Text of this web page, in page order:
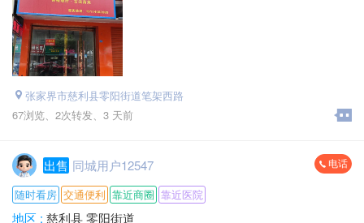
张家界市慈利县零阳街道笔架西路
67浏览、 2次转发、 3 天前
出售 同城用户12547 电话
随时看房 交通便利 靠近商圈 靠近医院
地区 : 慈利县 零阳街道